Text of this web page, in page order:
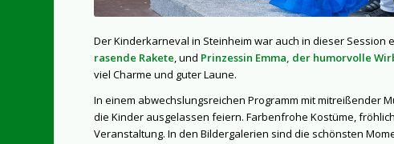
Der Kinderkarneval in Steinheim war auch in dieser Session
rasende Rakete, und Prinzessin Emma, der humorvolle
viel Charme und guter Laune.
In einem abwechslungsreichen Programm mit mitreißender
die Kinder ausgelassen feiern. Farbenfrohe Kostüme,
Veranstaltung. In den Bildergalerien sind die schönsten